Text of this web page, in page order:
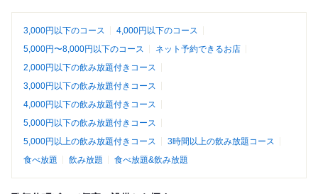
3,000円以下のコース
4,000円以下のコース
5,000円〜8,000円以下のコース
ネット予約できるお店
2,000円以下の飲み放題付きコース
3,000円以下の飲み放題付きコース
4,000円以下の飲み放題付きコース
5,000円以下の飲み放題付きコース
5,000円以上の飲み放題付きコース
3時間以上の飲み放題コース
食べ放題
飲み放題 食べ放題&飲み放題